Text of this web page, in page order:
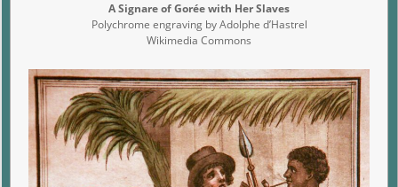
A Signare of Gorée with Her Slaves
Polychrome engraving by Adolphe d’Hastrel
Wikimedia Commons